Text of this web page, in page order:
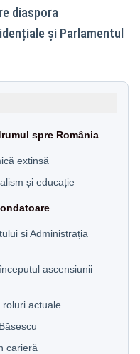
diaspora
și Parlamentul
spre România
extinsă
și educație
și Administrația
ascensiunii
actuale
carieră